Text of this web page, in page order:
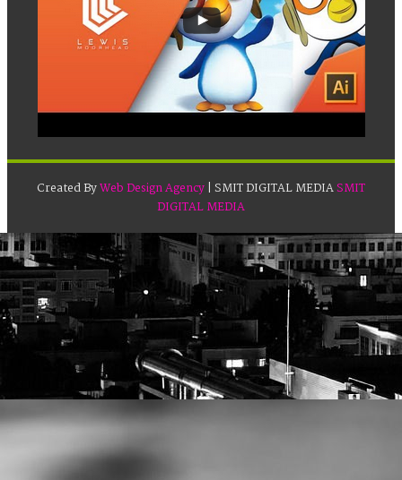
Created ByWeb Design Agency| SMIT DIGITAL MEDIASMIT
DIGITAL MEDIA